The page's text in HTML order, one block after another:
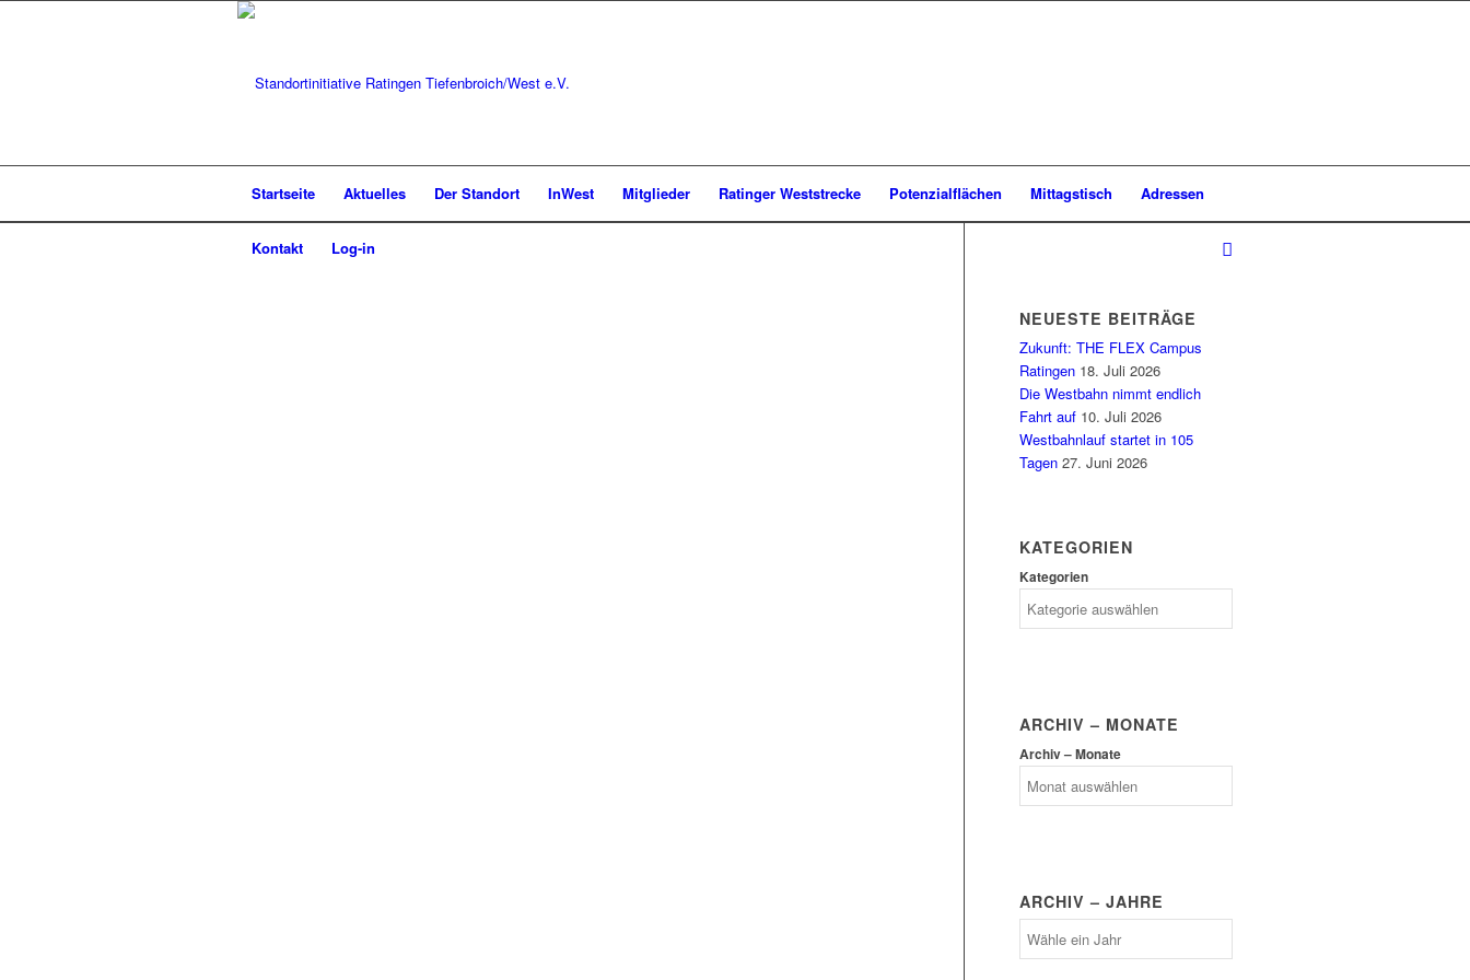
Startseite Aktuelles Der Standort InWest Mitglieder Ratinger Weststrecke Potenzialflächen Mittagstisch Adressen
Kontakt Log-in
NEUESTE BEITRÄGE
Zukunft: THE FLEX Campus
Ratingen 18. Juli 2026
Die Westbahn nimmt endlich
Fahrt auf 10. Juli 2026
Westbahnlauf startet in 105
Tagen 27. Juni 2026
KATEGORIEN
Kategorien
ARCHIV – MONATE
Archiv – Monate
ARCHIV – JAHRE